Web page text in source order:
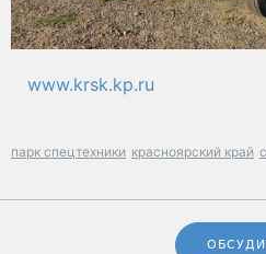
www.krsk.kp.ru
парк спецтехники красноярский край